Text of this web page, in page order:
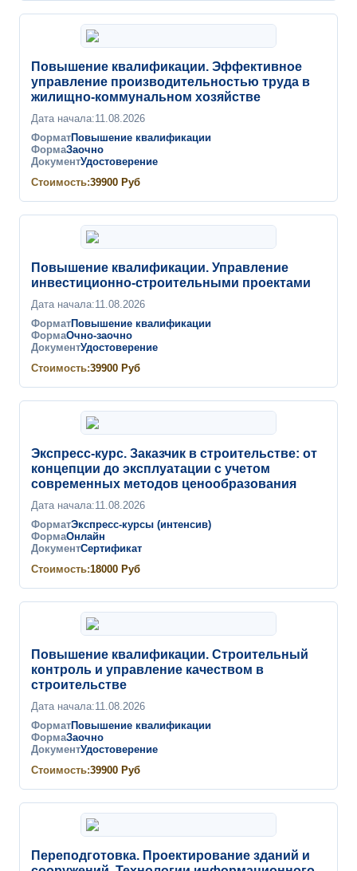
Повышение квалификации. Эффективное
управление производительностью труда в
жилищно-коммунальном хозяйстве
Дата начала:11.08.2026
ФорматПовышение квалификации
ФормаЗаочно
ДокументУдостоверение
Стоимость:39900 Руб
Повышение квалификации. Управление
инвестиционно-строительными проектами
Дата начала:11.08.2026
ФорматПовышение квалификации
ФормаОчно-заочно
ДокументУдостоверение
Стоимость:39900 Руб
Экспресс-курс. Заказчик в строительстве: от
концепции до эксплуатации с учетом
современных методов ценообразования
Дата начала:11.08.2026
ФорматЭкспресс-курсы (интенсив)
ФормаОнлайн
ДокументСертификат
Стоимость:18000 Руб
Повышение квалификации. Строительный
контроль и управление качеством в
строительстве
Дата начала:11.08.2026
ФорматПовышение квалификации
ФормаЗаочно
ДокументУдостоверение
Стоимость:39900 Руб
Переподготовка. Проектирование зданий и